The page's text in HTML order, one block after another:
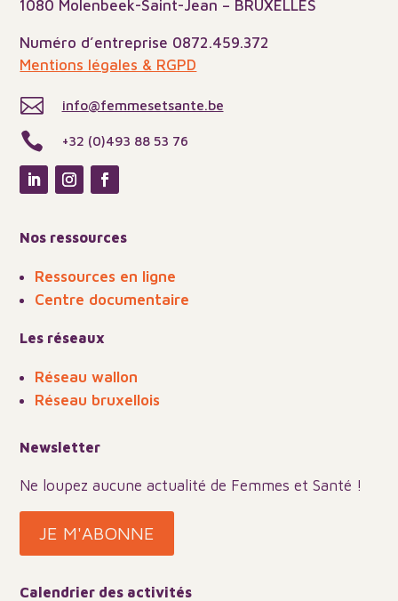
1080 Molenbeek-Saint-Jean – BRUXELLES
Numéro d’entreprise 0872.459.372
Mentions légales & RGPD
 info@femmesetsante.be
 +32 (0)493 88 53 76
Nos ressources
Ressources en ligne
Centre documentaire
Les réseaux
Réseau wallon
Réseau bruxellois
Newsletter
Ne loupez aucune actualité de Femmes et Santé !
JE M'ABONNE
Calendrier des activités